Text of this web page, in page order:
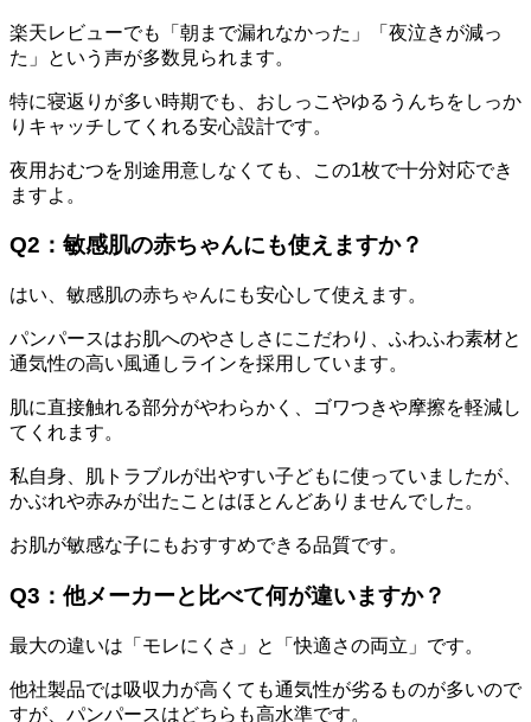
楽天レビューでも「朝まで漏れなかった」「夜泣きが減っ
た」という声が多数見られます。
特に寝返りが多い時期でも、おしっこやゆるうんちをしっか
りキャッチしてくれる安心設計です。
夜用おむつを別途用意しなくても、この1枚で十分対応でき
ますよ。
Q2：敏感肌の赤ちゃんにも使えますか？
はい、敏感肌の赤ちゃんにも安心して使えます。
パンパースはお肌へのやさしさにこだわり、ふわふわ素材と
通気性の高い風通しラインを採用しています。
肌に直接触れる部分がやわらかく、ゴワつきや摩擦を軽減し
てくれます。
私自身、肌トラブルが出やすい子どもに使っていましたが、
かぶれや赤みが出たことはほとんどありませんでした。
お肌が敏感な子にもおすすめできる品質です。
Q3：他メーカーと比べて何が違いますか？
最大の違いは「モレにくさ」と「快適さの両立」です。
他社製品では吸収力が高くても通気性が劣るものが多いので
すが、パンパースはどちらも高水準です。